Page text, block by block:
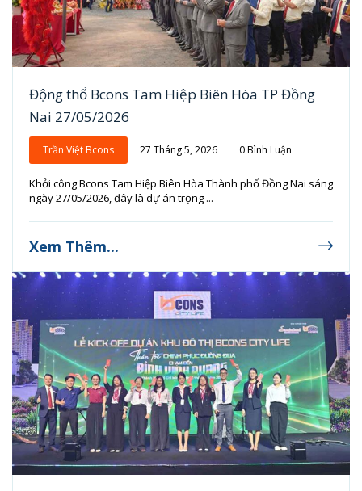
Động thổ Bcons Tam Hiệp Biên Hòa TP Đồng
Nai 27/05/2026
Trần Việt Bcons 27 Tháng 5, 2026 0 Bình Luận
Khởi công Bcons Tam Hiệp Biên Hòa Thành phố Đồng Nai sáng
ngày 27/05/2026, đây là dự án trọng ...
Xem Thêm...